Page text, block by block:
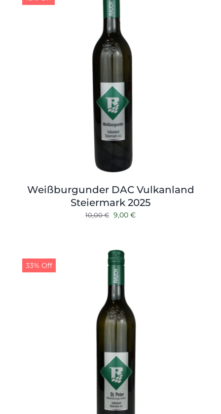
Weißburgunder DAC Vulkanland
Steiermark 2025
10,00€ Ursprünglicher
10,00 €
9,00 €Aktueller
33% Off